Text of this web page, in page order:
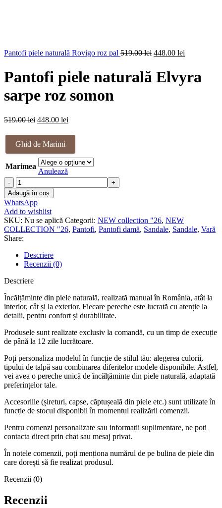
Pantofi piele naturală Rovigo roz pal 519.00lei Prețul
a
fost:
519.00 lei.
448.00 lei
448.00 lei.
Pantofi piele naturală Elvyra
sarpe roz somon
519.00lei Prețul
a
fost:
519.00 lei.
448.00 lei
este:
Ghid de Marimi
Marimea
Anulează
Cantitate
Pantofi
piele
naturală
Elvyra
sarpe
roz
somon
Adaugă în coș
WhatsApp
Add to wishlist
SKU: Nu se aplică Categorii: NEW collection "26, NEW
COLLECTION "26, Pantofi, Pantofi damă, Sandale, Sandale, Vară
Share:
Descriere
Recenzii (0)
Descriere
Încălțăminte din piele naturală, realizată manual în România, atât la
interior, cât și la exterior. Fiecare pereche este lucrată cu atenție la
detalii, pentru confort și durabilitate.
Produsele sunt realizate exclusiv la comandă, cu un timp de execuție
de până la 12 zile lucrătoare.
Poți personaliza modelul în funcție de stilul tău: alegerea culorii,
tipului de talpă sau combinarea diferitelor modele disponibile. Astfel,
vei avea o pereche unică de încălțăminte din piele naturală, adaptată
preferințelor tale.
Accesoriile (șireturi, capse, căptușeală din piele etc.) sunt utilizate în
funcție de stocul disponibil în momentul realizării comenzii.
Pentru comenzi personalizate sau informații suplimentare, ne poți
contacta direct prin chat sau mesaj privat.
În notele comenzii, poți menționa numărul de pe bulina de piele din
care dorești să fie realizat produsul.
Recenzii (0)
Recenzii